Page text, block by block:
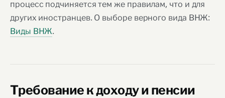
процесс подчиняется тем же правилам, что и для
других иностранцев. О выборе верного вида ВНЖ:
Виды ВНЖ.
Требование к доходу и пенсии